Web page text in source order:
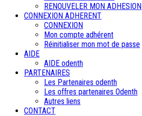
RENOUVELER MON ADHESION
CONNEXION ADHERENT
CONNEXION
Mon compte adhérent
Réinitialiser mon mot de passe
AIDE
AIDE odenth
PARTENAIRES
Les Partenaires odenth
Les offres partenaires Odenth
Autres liens
CONTACT